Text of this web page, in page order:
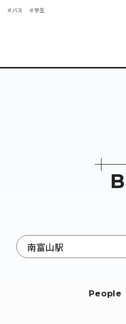
＃バス
＃学生
B
People